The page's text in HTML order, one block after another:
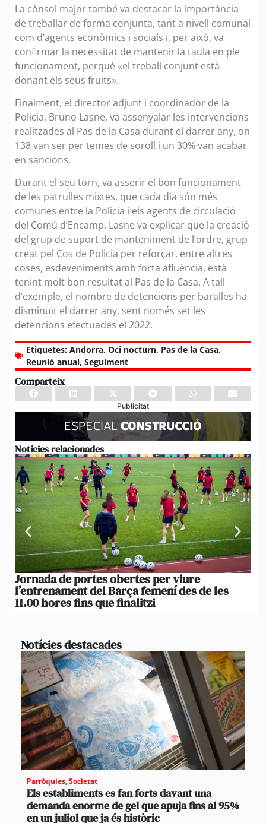
La cònsol major també va destacar la importància
de treballar de forma conjunta, tant a nivell comunal
com d’agents econòmics i socials i, per això, va
confirmar la necessitat de mantenir la taula en ple
funcionament, perquè «el treball conjunt està
donant els seus fruits».
Finalment, el director adjunt i coordinador de la
Policia, Bruno Lasne, va assenyalar les intervencions
realitzades al Pas de la Casa durant el darrer any, on
138 van ser per temes de soroll i un 30% van acabar
en sancions.
Durant el seu torn, va asserir el bon funcionament
de les patrulles mixtes, que cada dia són més
comunes entre la Policia i els agents de circulació
del Comú d’Encamp. Lasne va explicar que la creació
del grup de suport de manteniment de l’ordre, grup
creat pel Cos de Policia per reforçar, entre altres
coses, esdeveniments amb forta afluència, està
tenint molt bon resultat al Pas de la Casa. A tall
d’exemple, el nombre de detencions per baralles ha
disminuït el darrer any, sent només set les
detencions efectuades el 2022.
Etiquetes: Andorra, Oci nocturn, Pas de la Casa,
Reunió anual, Seguiment
Comparteix
Publicitat
Notícies relacionades
Jornada de portes obertes per viure
l’entrenament del Barça femení des de les
11.00 hores fins que finalitzi
Notícies destacades
Parròquies,Societat
Els establiments es fan forts davant una
demanda enorme de gel que apuja fins al 95%
en un juliol que ja és històric